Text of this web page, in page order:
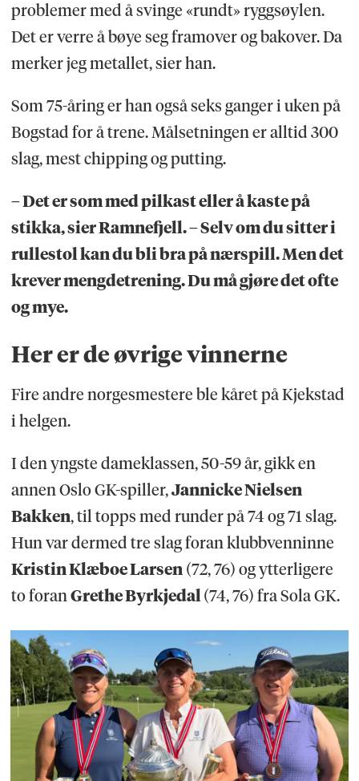
problemer med å svinge «rundt» ryggsøylen.
Det er verre å bøye seg framover og bakover. Da
merker jeg metallet, sier han.
Som 75-åring er han også seks ganger i uken på
Bogstad for å trene. Målsetningen er alltid 300
slag, mest chipping og putting.
– Det er som med pilkast eller å kaste på
stikka, sier Ramnefjell. – Selv om du sitter i
rullestol kan du bli bra på nærspill. Men det
krever mengdetrening. Du må gjøre det ofte
og mye.
Her er de øvrige vinnerne
Fire andre norgesmestere ble kåret på Kjekstad
i helgen.
I den yngste dameklassen, 50-59 år, gikk en
annen Oslo GK-spiller,Jannicke Nielsen
Bakken, til topps med runder på 74 og 71 slag.
Hun var dermed tre slag foran klubbvenninne
Kristin Klæboe Larsen (72, 76) og ytterligere
to foran Grethe Byrkjedal (74, 76) fra Sola GK.